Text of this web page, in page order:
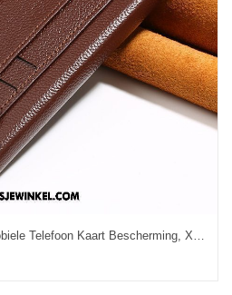
Xiaomi Redmi 6a Hoesje Mobiele Telefoon Kaart Bescherming, Xiaomi Redmi 6a Hoesje Leer Hoes Braun